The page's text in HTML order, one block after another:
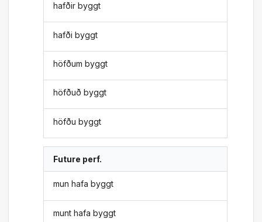
hafðir byggt
hafði byggt
höfðum byggt
höfðuð byggt
höfðu byggt
Future perf.
mun hafa byggt
munt hafa byggt